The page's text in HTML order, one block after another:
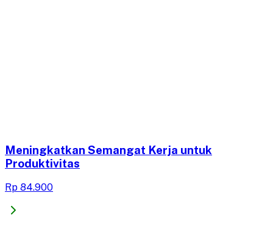
Meningkatkan Semangat Kerja untuk
Produktivitas
Rp 84.900